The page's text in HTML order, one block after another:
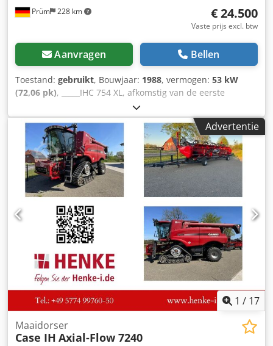
Prüm 228 km € 24.500
Vaste prijs excl. btw
Aanvragen Bellen
Toestand: gebruikt, Bouwjaar: 1988, vermogen: 53 kW
(72,06 pk), _____IHC 754 XL, afkomstig van de eerste
eigenaar, in uitstekende staat. Bedrijfstijden: ca. 8.600 uur.
Dsdpfjzdmutox Agpock Bouwjaar: 1988. Voorste
hefinrichting. Voorste aftakas. 30 km/u versnellingsbak.
Prijs: € 24.500,00 (exclusief BTW). Locatie: null
Advertentie
1 / 17
Maaidorser
Case IH Axial-Flow 7240